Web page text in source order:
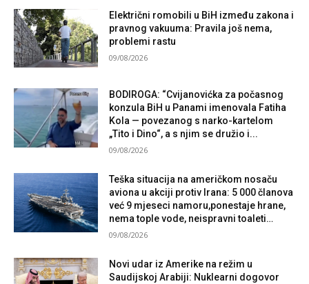
Električni romobili u BiH između zakona i
pravnog vakuuma: Pravila još nema,
problemi rastu
09/08/2026
BODIROGA: “Cvijanovićka za počasnog
konzula BiH u Panami imenovala Fatiha
Kola — povezanog s narko-kartelom
„Tito i Dino“, a s njim se družio i...
09/08/2026
Teška situacija na američkom nosaču
aviona u akciji protiv Irana: 5 000 članova
već 9 mjeseci namoru,ponestaje hrane,
nema tople vode, neispravni toaleti…
09/08/2026
Novi udar iz Amerike na režim u
Saudijskoj Arabiji: Nuklearni dogovor